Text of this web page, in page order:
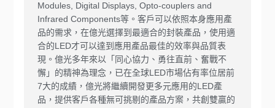
Modules, Digital Displays, Opto-couplers and
Infrared Components等。客戶可以依照本身應用產
品的需求，在億光選擇到最適合的封裝產品，使用適
合的LED才可以達到應用產品最佳的效率與品質表
現。億光多年來以「同心協力、勇往直前、奮戰不
懈」的精神為理念，已在全球LED市場佔有率位居前
7大的成績，億光將繼續開發更多元應用的LED產
品，提供客戶各種無可挑剔的產品方案，共創雙贏的